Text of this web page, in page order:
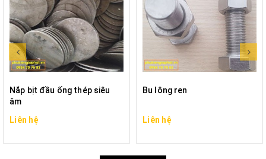
Nắp bịt đầu ống thép siêu
âm
Liên hệ
Bu lông ren
Liên hệ